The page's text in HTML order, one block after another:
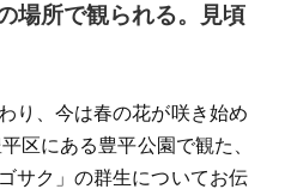
場所で観られる。見頃
り、今は春の花が咲き始め
区にある豊平公園で観た、
サク」の群生についてお伝